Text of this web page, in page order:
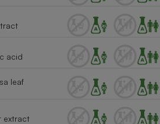
acid
leaf
extract